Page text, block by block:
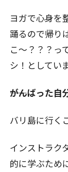
ヨガで心身を
踊るので帰り
こ～？？？っ
シ！としてい
――がんばった
バリ島に行く
インストラク
的に学ぶため